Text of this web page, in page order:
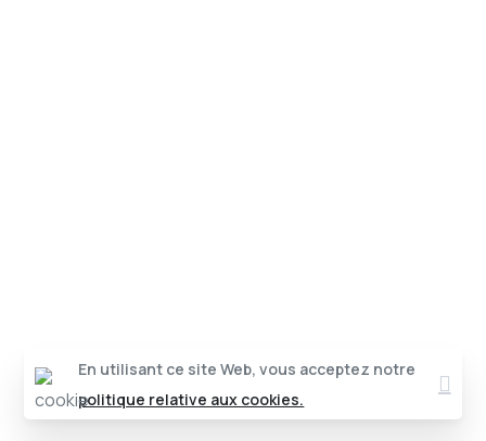
En utilisant ce site Web, vous acceptez notre
politique relative aux cookies.